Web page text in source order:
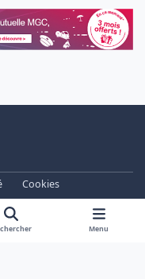
Cookies
depuis 2003
Menu